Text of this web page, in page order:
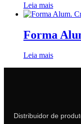
Leia mais
Forma
Leia mais
Distribuidor de